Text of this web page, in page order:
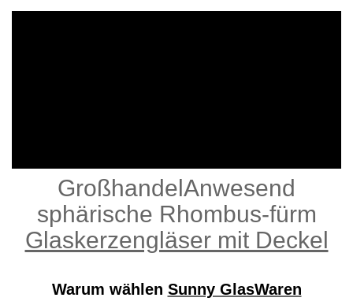
GroßhandelAnwesend
sphärische Rhombus-fürm
Glaskerzengläser mit Deckel
Warum wählen Sunny GlasWaren